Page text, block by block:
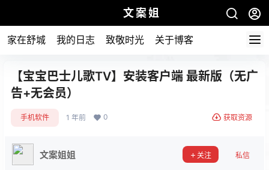
文案姐
家在舒城 我的日志 致敬时光 关于博客
【宝宝巴士儿歌TV】安装客户端 最新版（无广
告+无会员）
手机软件 1 年前 0 获取资源
文案姐姐 关注 私信